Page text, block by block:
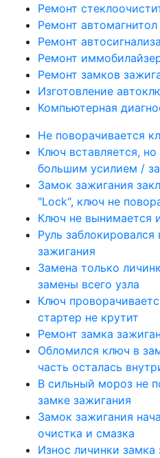
Ремонт
Ремонт автомагнитол
Ремонт
Ремонт
Ремонт замков
Изготовление
Компьютерная
Не поворачивается
Ключ вставляется,
большим усилием /
Замок зажигания
"Lock", ключ не
Ключ не вынимается
Руль
зажигания
Замена только
замены всего узла
Ключ
стартер не крутит
Ремонт замка
Обломился ключ в
часть осталась
В сильный мороз не
замке зажигания
Замок зажигания
очистка и смазка
Износ личинки замка